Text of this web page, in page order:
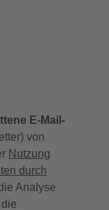
E-Mail-
von
Nutzung
durch
Analyse